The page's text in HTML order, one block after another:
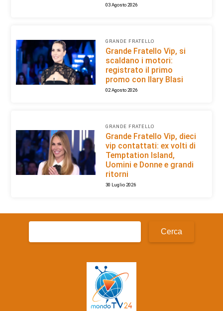
03 Agosto 2026
GRANDE FRATELLO
Grande Fratello Vip, si
scaldano i motori:
registrato il primo
promo con Ilary Blasi
02 Agosto 2026
GRANDE FRATELLO
Grande Fratello Vip, dieci
vip contattati: ex volti di
Temptation Island,
Uomini e Donne e grandi
ritorni
30 Luglio 2026
Ricerca